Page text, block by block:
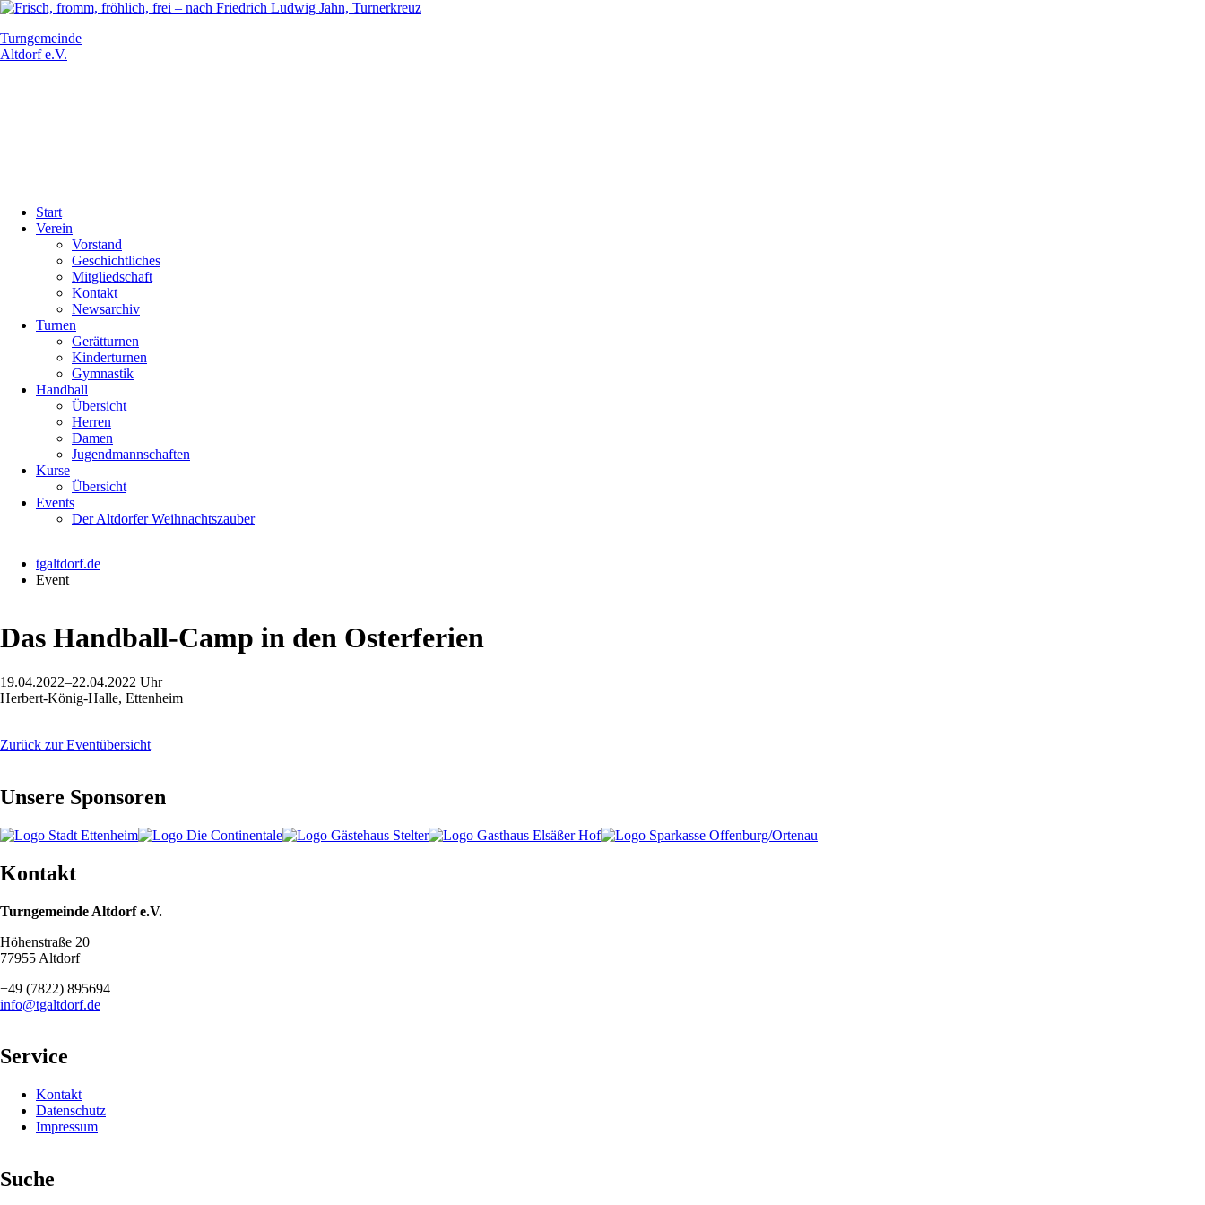
Turngemeinde
Altdorf e.V.
überspringen
Start
Verein
Vorstand
Geschichtliches
Mitgliedschaft
Kontakt
Newsarchiv
Turnen
Gerätturnen
Kinderturnen
Gymnastik
Handball
Übersicht
Herren
Damen
Jugendmannschaften
Kurse
Übersicht
Events
Der Altdorfer Weihnachtszauber
tgaltdorf.de
Event
Das Handball-Camp in den Osterferien
19.04.2022–22.04.2022 Uhr
Herbert-König-Halle, Ettenheim
Zurück zur Eventübersicht
Unsere Sponsoren
Kontakt
Turngemeinde Altdorf e.V.
Höhenstraße 20
77955 Altdorf
+49 (7822) 895694
info@tgaltdorf.de
Service
Navigation
überspringen
Kontakt
Datenschutz
Impressum
Suche